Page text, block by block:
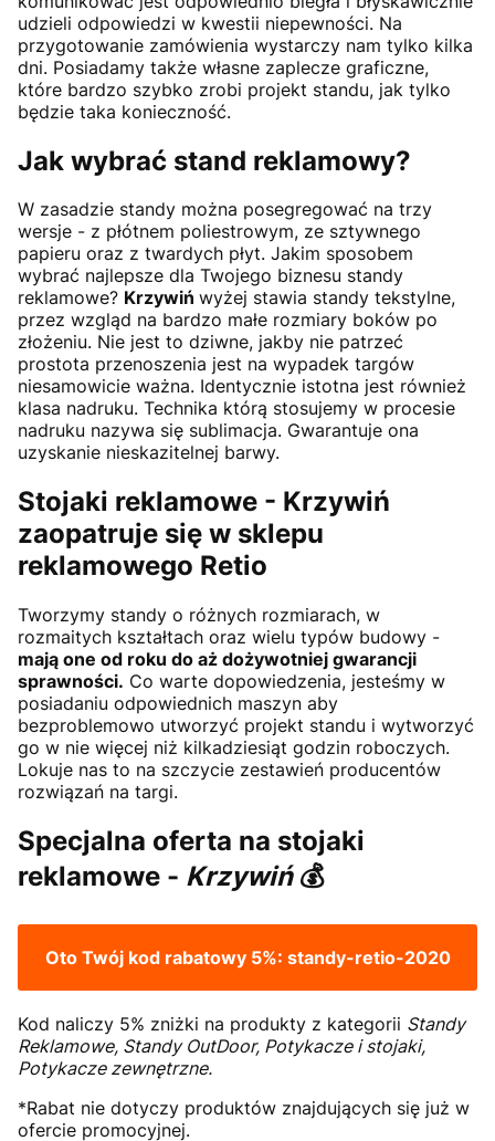
udzieli odpowiedzi w kwestii niepewności. Na
przygotowanie zamówienia wystarczy nam tylko kilka
dni. Posiadamy także własne zaplecze graficzne,
które bardzo szybko zrobi projekt standu, jak tylko
będzie taka konieczność.
Jak wybrać stand reklamowy?
W zasadzie standy można posegregować na trzy
wersje - z płótnem poliestrowym, ze sztywnego
papieru oraz z twardych płyt. Jakim sposobem
wybrać najlepsze dla Twojego biznesu standy
reklamowe? Krzywiń wyżej stawia standy tekstylne,
przez wzgląd na bardzo małe rozmiary boków po
złożeniu. Nie jest to dziwne, jakby nie patrzeć
prostota przenoszenia jest na wypadek targów
niesamowicie ważna. Identycznie istotna jest również
klasa nadruku. Technika którą stosujemy w procesie
nadruku nazywa się sublimacja. Gwarantuje ona
uzyskanie nieskazitelnej barwy.
Stojaki reklamowe - Krzywiń
zaopatruje się w sklepu
reklamowego Retio
Tworzymy standy o różnych rozmiarach, w
rozmaitych kształtach oraz wielu typów budowy -
mają one od roku do aż dożywotniej gwarancji
sprawności. Co warte dopowiedzenia, jesteśmy w
posiadaniu odpowiednich maszyn aby
bezproblemowo utworzyć projekt standu i wytworzyć
go w nie więcej niż kilkadziesiąt godzin roboczych.
Lokuje nas to na szczycie zestawień producentów
rozwiązań na targi.
Specjalna oferta na stojaki
reklamowe - Krzywiń 💰
Oto Twój kod rabatowy 5%: standy-retio-2020
Kod naliczy 5% zniżki na produkty z kategorii Standy
Reklamowe, Standy OutDoor, Potykacze i stojaki,
Potykacze zewnętrzne.
*Rabat nie dotyczy produktów znajdujących się już w
ofercie promocyjnej.